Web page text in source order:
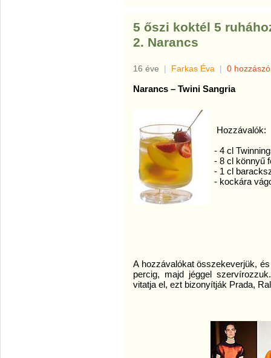
5 őszi koktél 5
2. Narancs
16 éve | Farkas Éva | 0
Narancs – Twini Sangria
Hozzávalók:
- 4 cl
- 8 cl könnyű
- 1 cl
- kockára
A hozzávalókat összekeverjük,
percig, majd jéggel
vitatja el, ezt bizonyítják Prada,